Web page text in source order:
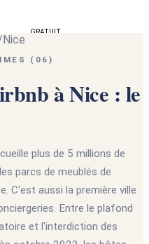
GRATUIT
Nice
(06)
à Nice : le
plus de 5 millions de
parcs de meublés de
C'est aussi la première ville
Entre le plafond
et l'interdiction des